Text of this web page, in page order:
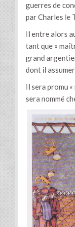
guerres de
par Charles le
Il entre alors
tant que «
grand
dont il
Il sera promu
sera nommé